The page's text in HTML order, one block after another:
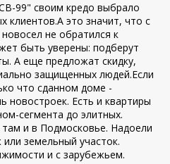
99" своим кредо выбрало
клиентов.А это значит, что с
не обратился к
быть уверены: подберут
А еще предложат скидку,
защищенных людей.Если
что сданном доме -
новостроек. Есть и квартиры
сегмента до элитных.
и в Подмосковье. Надоели
земельный участок.
и с зарубежьем.